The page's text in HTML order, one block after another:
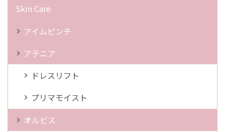
Skin Care
アイムピンチ
アテニア
ドレスリフト
プリマモイスト
オルビス